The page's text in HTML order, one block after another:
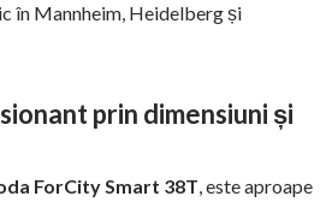
în Mannheim, Heidelberg și
prin dimensiuni și
ForCity Smart 38T, este aproape